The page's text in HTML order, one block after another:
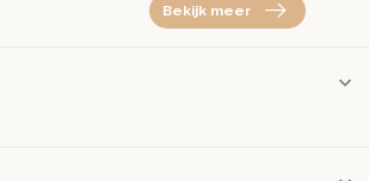
Bekijk meer